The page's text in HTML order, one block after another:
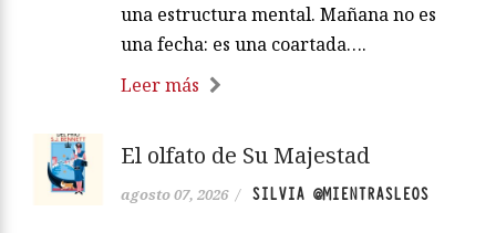
una estructura mental. Mañana no es
una fecha: es una coartada….
Leer más
El olfato de Su Majestad
agosto 07, 2026 / SILVIA @MIENTRASLEOS